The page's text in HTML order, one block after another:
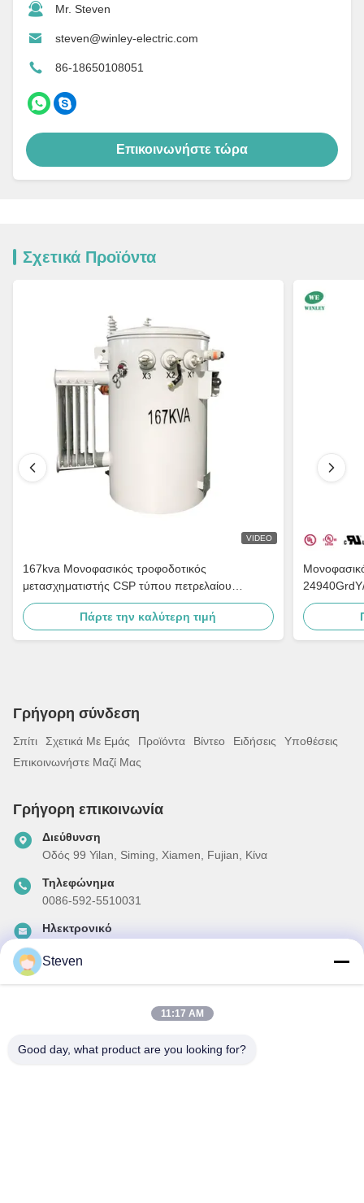
Mr. Steven
steven@winley-electric.com
86-18650108051
Επικοινωνήστε τώρα
Σχετικά Προϊόντα
VIDEO
167kva Μονοφασικός τροφοδοτικός
μετασχηματιστής CSP τύπου πετρελαίου
βυθισμένη διανομή Βήμα προς τα κάτω 4160v
έως 480v
Πάρτε την καλύτερη τιμή
Διανομή
Γρήγορη σύνδεση
Σπίτι Σχετικά Με Εμάς Προϊόντα Βίντεο Ειδήσεις
Υποθέσεις
Επικοινωνήστε Μαζί Μας
Γρήγορη επικοινωνία
Διεύθυνση
Οδός 99 Yilan, Siming, Xiamen, Fujian, Κίνα
Τηλεφώνημα
0086-592-5510031
Ηλεκτρονικό
Συνδρομηθείτε στο ενημερωτικό μας δελτίο για εκπτώσεις και
πολλά άλλα.
Steven
11:17 AM
Good day, what product are you looking for?